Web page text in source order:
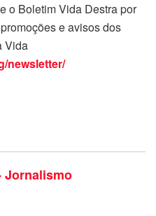
o Boletim Vida Destra por
e avisos dos
Vida
newsletter/
Jornalismo